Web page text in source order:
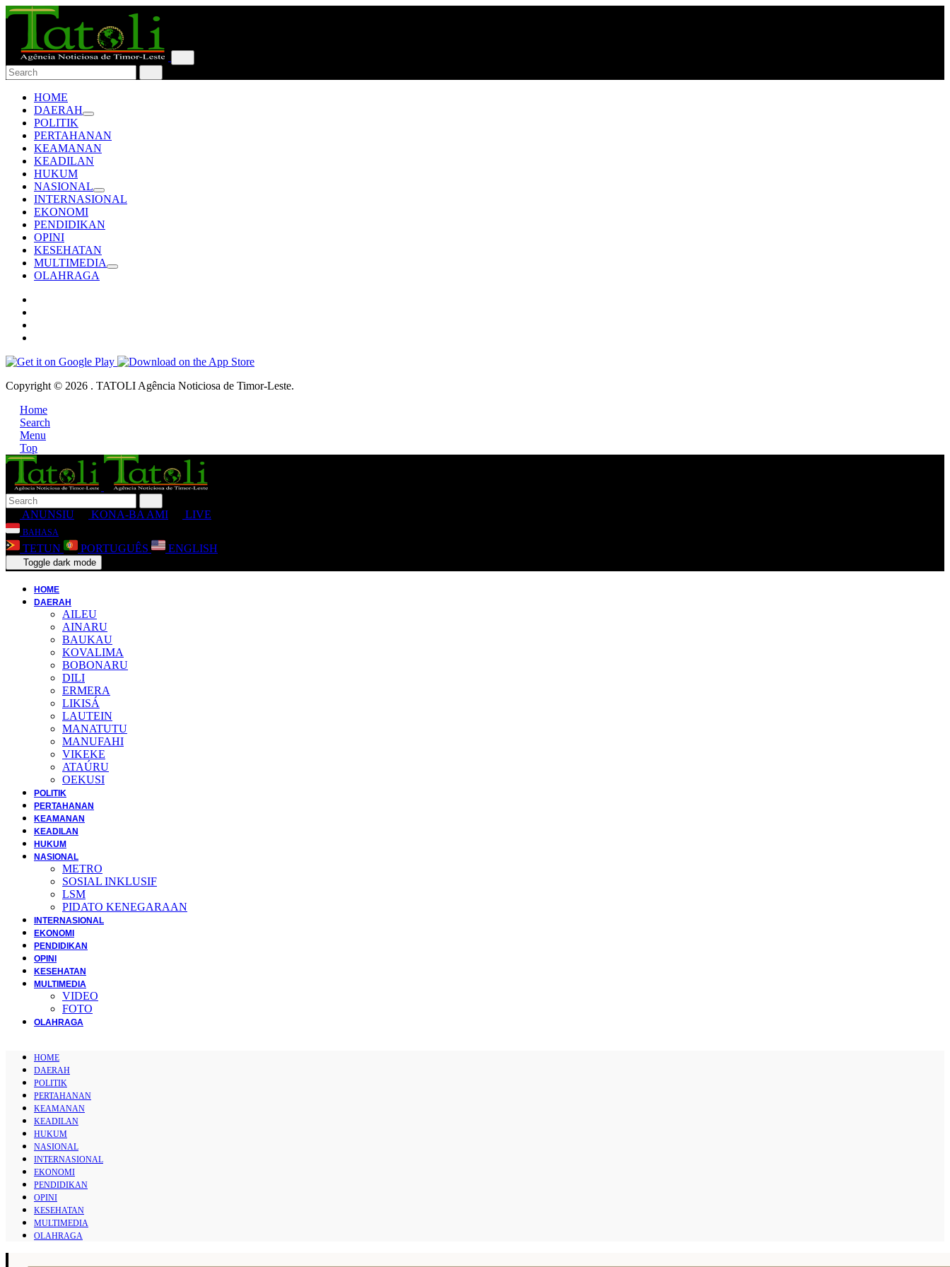
HOME
DAERAH
POLITIK
PERTAHANAN
KEAMANAN
KEADILAN
HUKUM
NASIONAL
INTERNASIONAL
EKONOMI
PENDIDIKAN
OPINI
KESEHATAN
MULTIMEDIA
OLAHRAGA
Copyright © 2026 . TATOLI Agência Noticiosa de Timor-Leste.
Home
Search
Menu
Top
ANUNSIU KONA-BA AMI LIVE
BAHASA
TETUN PORTUGUÊS ENGLISH
Toggle dark mode
HOME
DAERAH
AILEU
AINARU
BAUKAU
KOVALIMA
BOBONARU
DILI
ERMERA
LIKISÁ
LAUTEIN
MANATUTU
MANUFAHI
VIKEKE
ATAÚRU
OEKUSI
POLITIK
PERTAHANAN
KEAMANAN
KEADILAN
HUKUM
NASIONAL
METRO
SOSIAL INKLUSIF
LSM
PIDATO KENEGARAAN
INTERNASIONAL
EKONOMI
PENDIDIKAN
OPINI
KESEHATAN
MULTIMEDIA
VIDEO
FOTO
OLAHRAGA
HOME
DAERAH
POLITIK
PERTAHANAN
KEAMANAN
KEADILAN
HUKUM
NASIONAL
INTERNASIONAL
EKONOMI
PENDIDIKAN
OPINI
KESEHATAN
MULTIMEDIA
OLAHRAGA